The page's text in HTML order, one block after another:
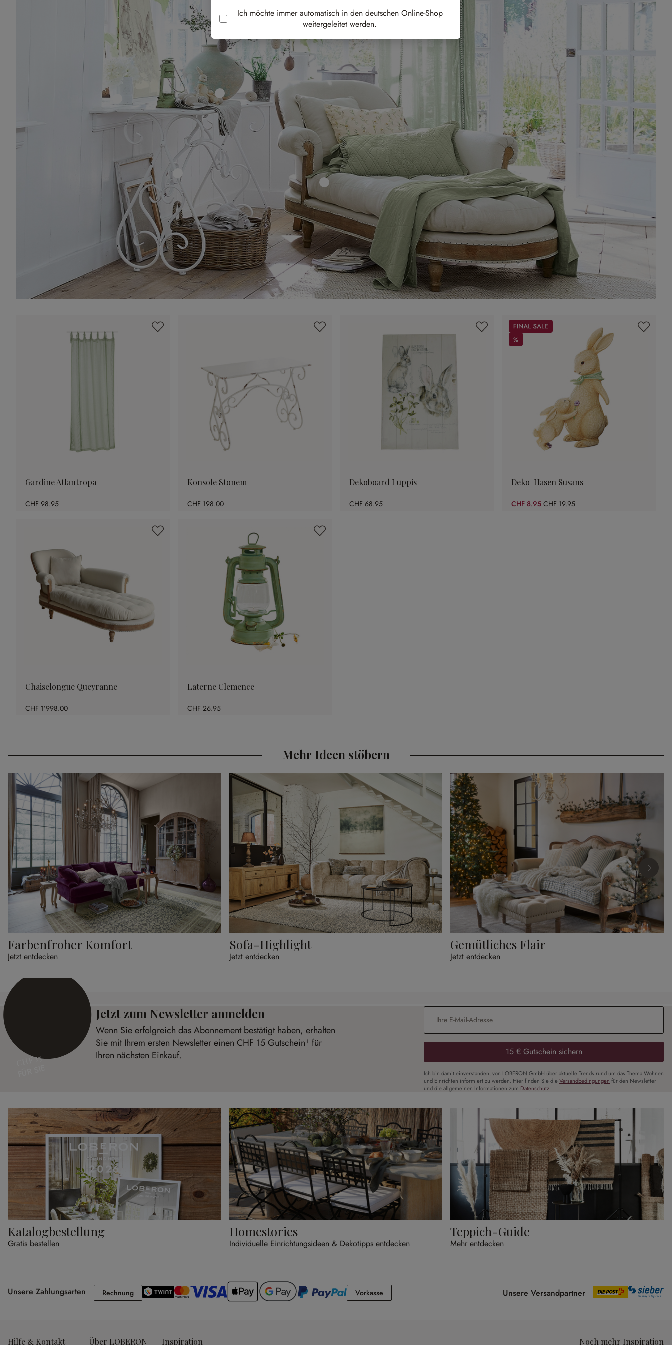
Gardine Atlantropa
CHF 98.95
Konsole Stonem
CHF 198.00
Dekoboard Luppis
CHF 68.95
Sale
%
%
Deko-Hasen Susans
CHF 8.95 CHF 19.95
(55.14% gespart)
Chaiselongue Queyranne
CHF 1’998.00
Laterne Clemence
CHF 26.95
Mehr Ideen stöbern
Farbenfroher Komfort
Jetzt entdecken
Sofa-Highlight
Jetzt entdecken
Gemütliches Flair
Jetzt entdecken
CHF 15
Jetzt zum Newsletter anmelden
Wenn Sie erfolgreich das Abonnement bestätigt haben, erhalten
Sie mit Ihrem ersten Newsletter einen CHF 15 Gutschein¹ für
Ihren nächsten Einkauf.
E-Mail-Adresse
15 € Gutschein sichern
Ich bin damit einverstanden, von LOBERON GmbH über aktuelle Trends rund um das Thema Wohnen
und Einrichten informiert zu werden. Hier finden Sie die Versandbedingungen für den Newsletter
und die allgemeinen Informationen zum Datenschutz.
Katalogbestellung
Gratis bestellen
Homestories
Individuelle Einrichtungsideen & Dekotipps entdecken
Teppich-Guide
Mehr entdecken
Unsere Zahlungsarten RechnungRechnung VorkasseVorkasse Unsere Versandpartner
Hilfe & Kontakt Über LOBERON Inspiration Noch mehr Inspiration
Ich möchte immer automatisch in den deutschen Online-Shop
weitergeleitet werden.